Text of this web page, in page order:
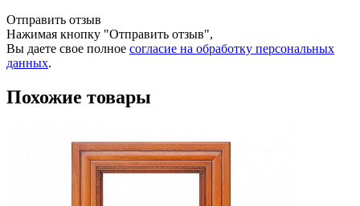
Отправить отзыв
Нажимая кнопку "Отправить отзыв",
Вы даете свое полное согласие на обработку персональных
данных.
Похожие товары